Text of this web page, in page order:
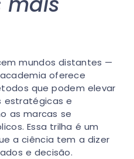
mundos distantes —
oferece
que podem elevar
estratégicas e
as marcas se
Essa trilha é um
a ciência tem a dizer
e decisão.